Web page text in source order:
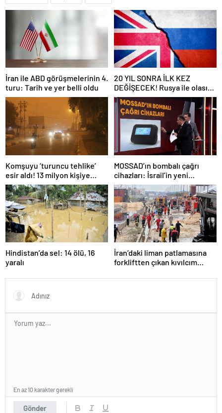
İran ile ABD görüşmelerinin 4.
turu: Tarih ve yer belli oldu
20 YIL SONRA İLK KEZ
DEĞİŞECEK! Rusya ile olası
savaş… İngiltere’nin gizli
planı güncelleniyor!
Komşuyu ‘turuncu tehlike’
esir aldı! 13 milyon kişiye
“evde kalın” uyarısı…
MOSSAD’ın bombalı çağrı
cihazları: İsrail’in yeni
suikastını MİT önledi
Hindistan’da sel: 14 ölü, 16
yaralı
İran’daki liman patlamasına
forkliftten çıkan kıvılcım
Gönder
En az 10 karakter gerekli